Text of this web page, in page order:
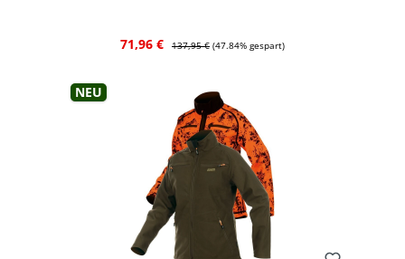
Verkaufspreis:
71,96 € Regulärer Preis:
137,95 € (47.84% gespart)
Neu